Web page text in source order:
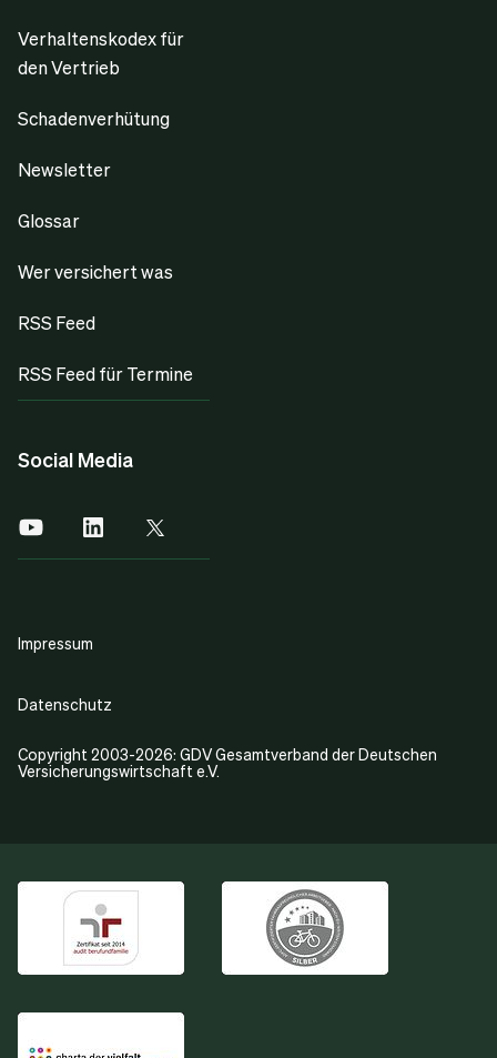
Verhaltenskodex für
den Vertrieb
Schadenverhütung
Newsletter
Glossar
Wer versichert was
RSS Feed
RSS Feed für Termine
Social Media
Copyright 2003-2026: GDV Gesamtverband der Deutschen
Versicherungswirtschaft e.V.
Impressum
Datenschutz